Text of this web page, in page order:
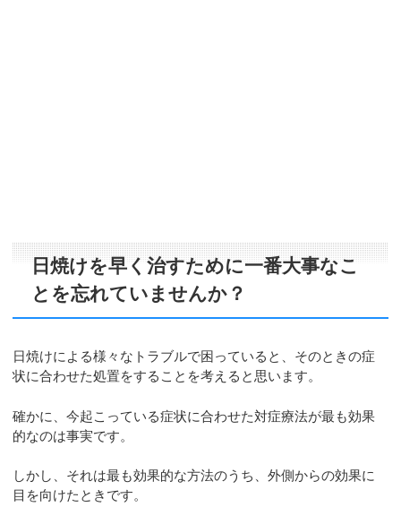
日焼けを早く治すために一番大事なこ
とを忘れていませんか？
日焼けによる様々なトラブルで困っていると、そのときの症
状に合わせた処置をすることを考えると思います。
確かに、今起こっている症状に合わせた対症療法が最も効果
的なのは事実です。
しかし、それは最も効果的な方法のうち、外側からの効果に
目を向けたときです。